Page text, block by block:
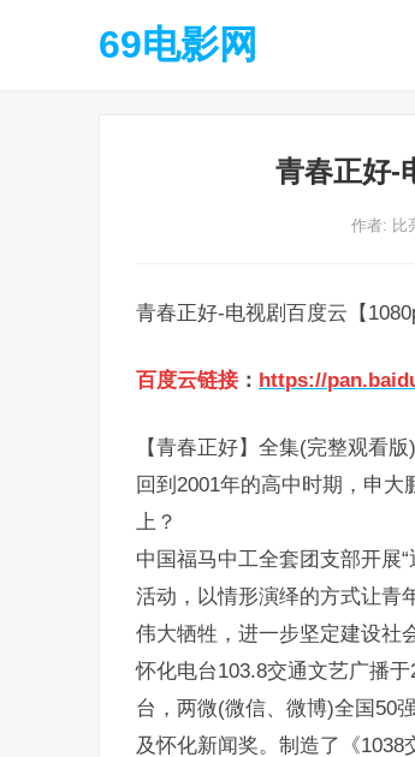
69电影网
青春正好-
作者: 比
青春正好-电视剧百度云【
百度云链接 ： https://
【青春正好】全集(完整观看
回到2001年的高中时期，申
上？
中国福马中工全套团支部开展
活动，以情形演绎的方式让青
伟大牺牲，进一步坚定建设社
怀化电台103.8交通文艺广播
台，两微(微信、微博)全国50
及怀化新闻奖。制造了《